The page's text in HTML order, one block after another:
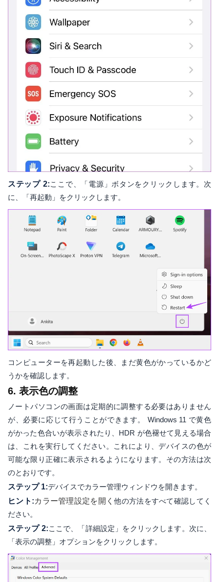
ステップ 2:ここで、「電源」ボタンをクリックします。次
に、「再起動」をクリックします。
コンピューターを再起動した後、まだ黄色がかっているかど
うかを確認します。
6. 表示色の調整
ノートパソコンの画面は定期的に調整する必要はありません
が、必要に応じて行うことができます。 Windows 11 で黄色
がかった色合いが表示されたり、HDR が色褪せて見える場合
は、これを実行してください。これにより、デバイスの色が
可能な限り正確に表示されるようになります。その方法は次
のとおりです。
ステップ 1:デバイスでカラー管理ウィンドウを開きます。
ヒント:カラー管理設定を開く他の方法をすべて確認してく
ださい。
ステップ 2:ここで、「詳細設定」をクリックします。次に、
「表示の調整」オプションをクリックします。